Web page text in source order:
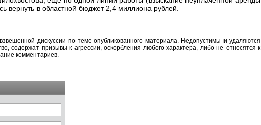
вернуть в областной бюджет 2,4 миллиона рублей.
дискуссии по теме опубликованного материала. Недопустимы и удаляются
содержат призывы к агрессии, оскорбления любого характера, либо не относятся к
комментариев.